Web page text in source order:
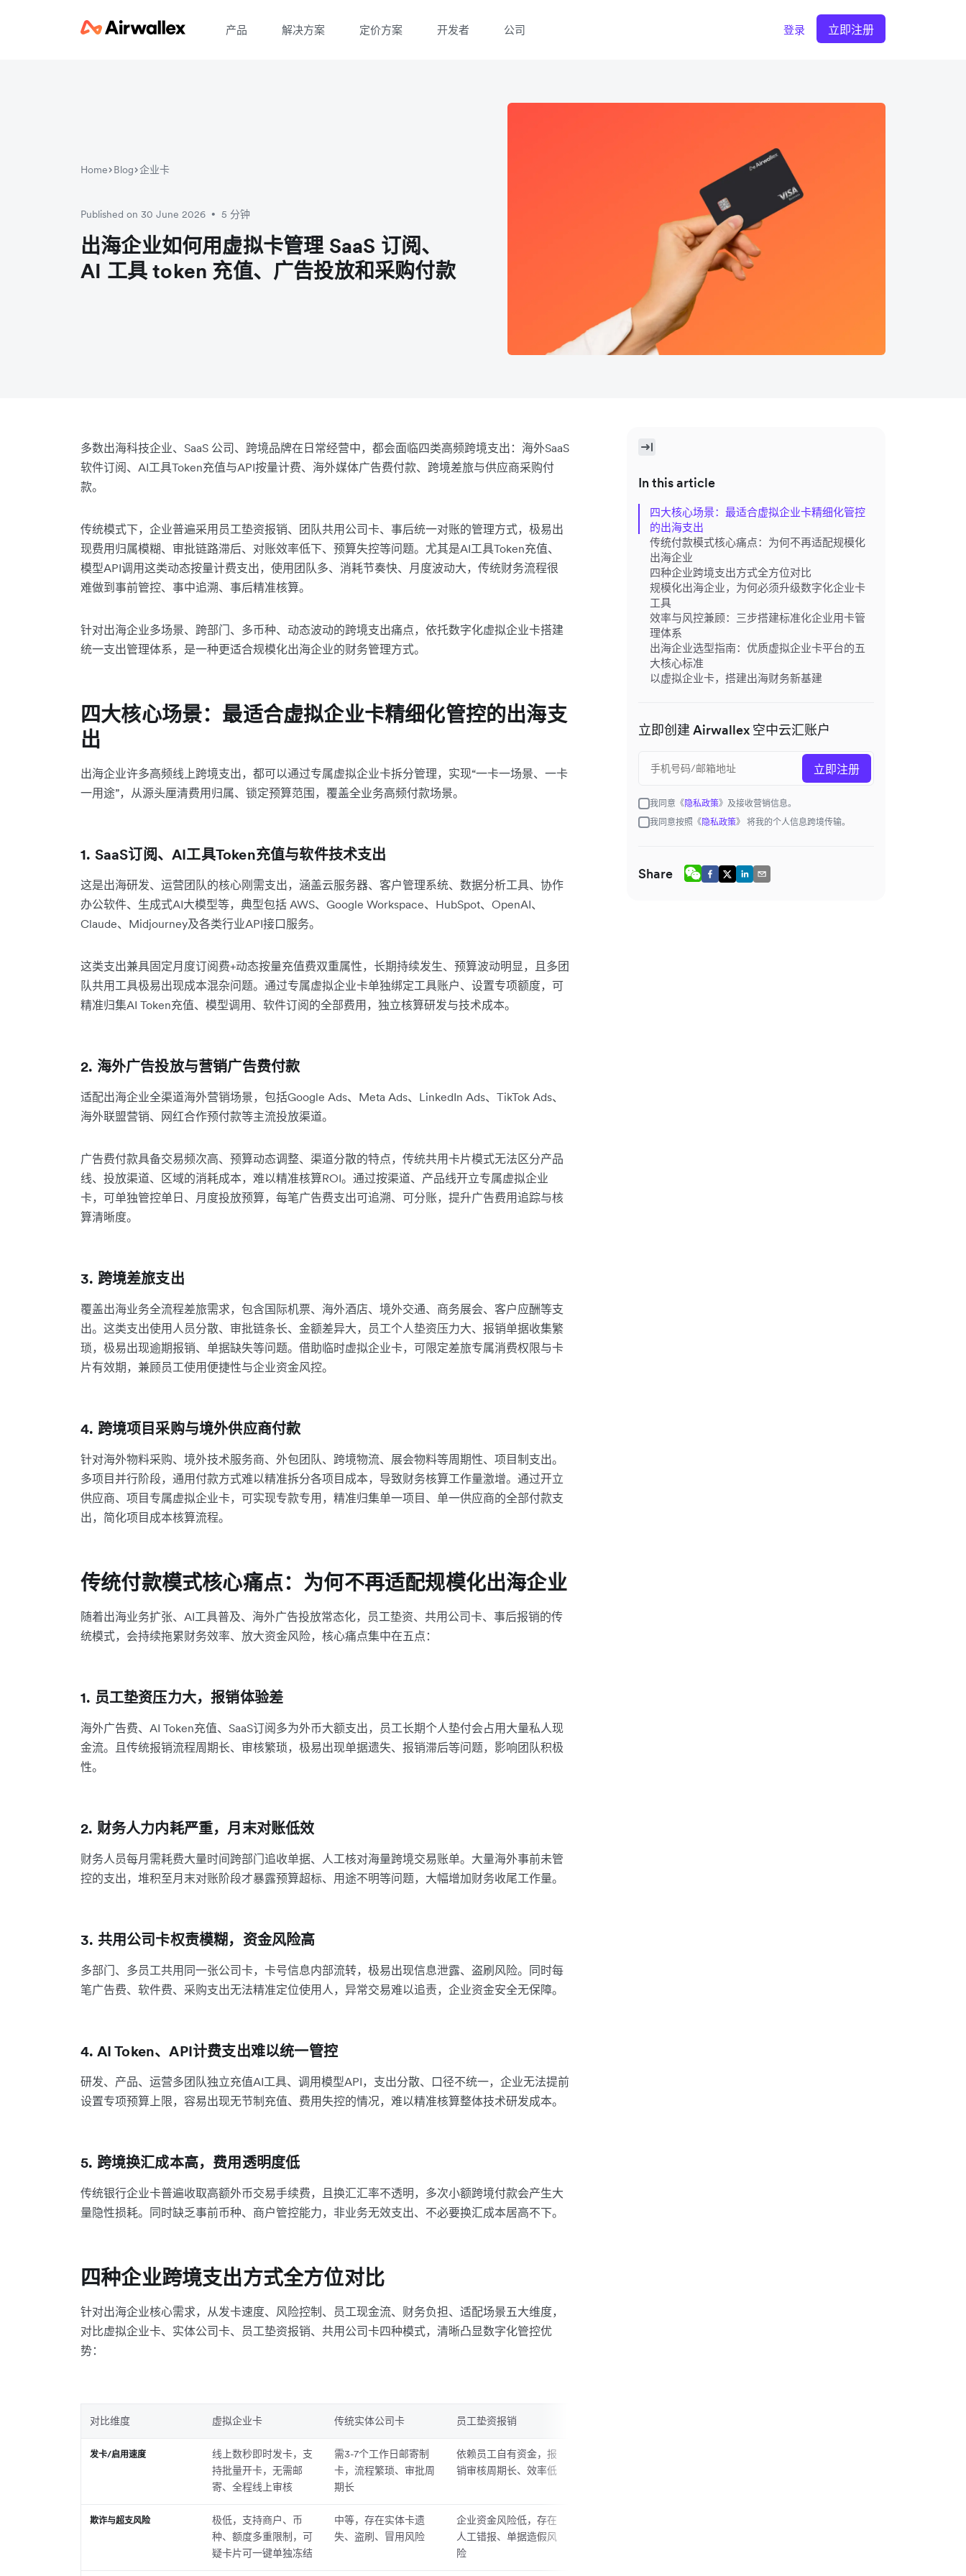
产品 解决方案 定价方案 开发者 公司 登录 立即注册
Home Blog 企业卡
Published on 30 June 2026 • 5 分钟
出海企业如何用虚拟卡管理 SaaS 订阅、
AI 工具 token 充值、广告投放和采购付款
多数出海科技企业、SaaS 公司、跨境品牌在日常经营中，都会面临四类高频跨境支出：海外SaaS
软件订阅、AI工具Token充值与API按量计费、海外媒体广告费付款、跨境差旅与供应商采购付
款。
传统模式下，企业普遍采用员工垫资报销、团队共用公司卡、事后统一对账的管理方式，极易出
现费用归属模糊、审批链路滞后、对账效率低下、预算失控等问题。尤其是AI工具Token充值、
模型API调用这类动态按量计费支出，使用团队多、消耗节奏快、月度波动大，传统财务流程很
难做到事前管控、事中追溯、事后精准核算。
针对出海企业多场景、跨部门、多币种、动态波动的跨境支出痛点，依托数字化虚拟企业卡搭建
统一支出管理体系，是一种更适合规模化出海企业的财务管理方式。
四大核心场景：最适合虚拟企业卡精细化管控的出海支
出
出海企业许多高频线上跨境支出，都可以通过专属虚拟企业卡拆分管理，实现“一卡一场景、一卡
一用途”，从源头厘清费用归属、锁定预算范围，覆盖全业务高频付款场景。
1. SaaS订阅、AI工具Token充值与软件技术支出
这是出海研发、运营团队的核心刚需支出，涵盖云服务器、客户管理系统、数据分析工具、协作
办公软件、生成式AI大模型等，典型包括 AWS、Google Workspace、HubSpot、OpenAI、
Claude、Midjourney及各类行业API接口服务。
这类支出兼具固定月度订阅费+动态按量充值费双重属性，长期持续发生、预算波动明显，且多团
队共用工具极易出现成本混杂问题。通过专属虚拟企业卡单独绑定工具账户、设置专项额度，可
精准归集AI Token充值、模型调用、软件订阅的全部费用，独立核算研发与技术成本。
2. 海外广告投放与营销广告费付款
适配出海企业全渠道海外营销场景，包括Google Ads、Meta Ads、LinkedIn Ads、TikTok Ads、
海外联盟营销、网红合作预付款等主流投放渠道。
广告费付款具备交易频次高、预算动态调整、渠道分散的特点，传统共用卡片模式无法区分产品
线、投放渠道、区域的消耗成本，难以精准核算ROI。通过按渠道、产品线开立专属虚拟企业
卡，可单独管控单日、月度投放预算，每笔广告费支出可追溯、可分账，提升广告费用追踪与核
算清晰度。
3. 跨境差旅支出
覆盖出海业务全流程差旅需求，包含国际机票、海外酒店、境外交通、商务展会、客户应酬等支
出。这类支出使用人员分散、审批链条长、金额差异大，员工个人垫资压力大、报销单据收集繁
琐，极易出现逾期报销、单据缺失等问题。借助临时虚拟企业卡，可限定差旅专属消费权限与卡
片有效期，兼顾员工使用便捷性与企业资金风控。
4. 跨境项目采购与境外供应商付款
针对海外物料采购、境外技术服务商、外包团队、跨境物流、展会物料等周期性、项目制支出。
多项目并行阶段，通用付款方式难以精准拆分各项目成本，导致财务核算工作量激增。通过开立
供应商、项目专属虚拟企业卡，可实现专款专用，精准归集单一项目、单一供应商的全部付款支
出，简化项目成本核算流程。
传统付款模式核心痛点：为何不再适配规模化出海企业
随着出海业务扩张、AI工具普及、海外广告投放常态化，员工垫资、共用公司卡、事后报销的传
统模式，会持续拖累财务效率、放大资金风险，核心痛点集中在五点：
1. 员工垫资压力大，报销体验差
海外广告费、AI Token充值、SaaS订阅多为外币大额支出，员工长期个人垫付会占用大量私人现
金流。且传统报销流程周期长、审核繁琐，极易出现单据遗失、报销滞后等问题，影响团队积极
性。
2. 财务人力内耗严重，月末对账低效
财务人员每月需耗费大量时间跨部门追收单据、人工核对海量跨境交易账单。大量海外事前未管
控的支出，堆积至月末对账阶段才暴露预算超标、用途不明等问题，大幅增加财务收尾工作量。
3. 共用公司卡权责模糊，资金风险高
多部门、多员工共用同一张公司卡，卡号信息内部流转，极易出现信息泄露、盗刷风险。同时每
笔广告费、软件费、采购支出无法精准定位使用人，异常交易难以追责，企业资金安全无保障。
4. AI Token、API计费支出难以统一管控
研发、产品、运营多团队独立充值AI工具、调用模型API，支出分散、口径不统一，企业无法提前
设置专项预算上限，容易出现无节制充值、费用失控的情况，难以精准核算整体技术研发成本。
5. 跨境换汇成本高，费用透明度低
传统银行企业卡普遍收取高额外币交易手续费，且换汇汇率不透明，多次小额跨境付款会产生大
量隐性损耗。同时缺乏事前币种、商户管控能力，非业务无效支出、不必要换汇成本居高不下。
四种企业跨境支出方式全方位对比
针对出海企业核心需求，从发卡速度、风险控制、员工现金流、财务负担、适配场景五大维度，
对比虚拟企业卡、实体公司卡、员工垫资报销、共用公司卡四种模式，清晰凸显数字化管控优
势：
对比维度 虚拟企业卡 传统实体公司卡 员工垫资报销
发卡/启用速度
线上数秒即时发卡，支
持批量开卡，无需邮
寄、全程线上审核
需3-7个工作日邮寄制
卡，流程繁琐、审批周
期长
依赖员工自有资金，报
销审核周期长、效率低
欺诈与超支风险
极低，支持商户、币
种、额度多重限制，可
疑卡片可一键单独冻结
中等，存在实体卡遗
失、盗刷、冒用风险
企业资金风险低，存在
人工错报、单据造假风
险
In this article
四大核心场景：最适合虚拟企业卡精细化管控
的出海支出
传统付款模式核心痛点：为何不再适配规模化
出海企业
四种企业跨境支出方式全方位对比
规模化出海企业，为何必须升级数字化企业卡
工具
效率与风控兼顾：三步搭建标准化企业用卡管
理体系
出海企业选型指南：优质虚拟企业卡平台的五
大核心标准
以虚拟企业卡，搭建出海财务新基建
立即创建 Airwallex 空中云汇账户
立即注册
我同意《隐私政策》及接收营销信息。
我同意按照《隐私政策》 将我的个人信息跨境传输。
Share